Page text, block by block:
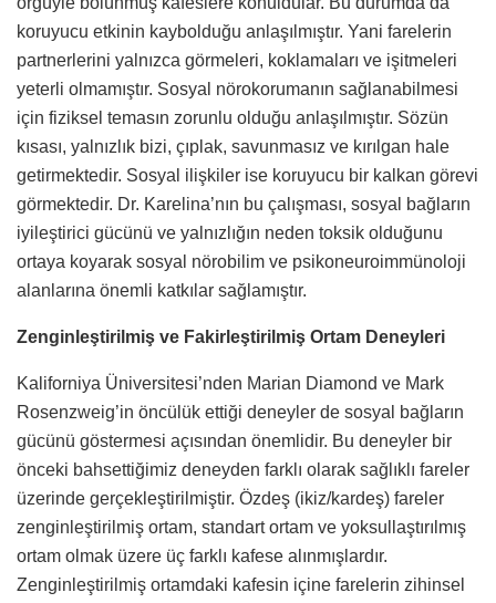
koruyucu etkinin kaybolduğu anlaşılmıştır. Yani farelerin
partnerlerini yalnızca görmeleri, koklamaları ve işitmeleri
yeterli olmamıştır. Sosyal nörokorumanın sağlanabilmesi
için fiziksel temasın zorunlu olduğu anlaşılmıştır. Sözün
kısası, yalnızlık bizi, çıplak, savunmasız ve kırılgan hale
getirmektedir. Sosyal ilişkiler ise koruyucu bir kalkan görevi
görmektedir. Dr. Karelina’nın bu çalışması, sosyal bağların
iyileştirici gücünü ve yalnızlığın neden toksik olduğunu
ortaya koyarak sosyal nörobilim ve psikoneuroimmünoloji
alanlarına önemli katkılar sağlamıştır.
Zenginleştirilmiş ve Fakirleştirilmiş Ortam Deneyleri
Kaliforniya Üniversitesi’nden Marian Diamond ve Mark
Rosenzweig’in öncülük ettiği deneyler de sosyal bağların
gücünü göstermesi açısından önemlidir. Bu deneyler bir
önceki bahsettiğimiz deneyden farklı olarak sağlıklı fareler
üzerinde gerçekleştirilmiştir. Özdeş (ikiz/kardeş) fareler
zenginleştirilmiş ortam, standart ortam ve yoksullaştırılmış
ortam olmak üzere üç farklı kafese alınmışlardır.
Zenginleştirilmiş ortamdaki kafesin içine farelerin zihinsel